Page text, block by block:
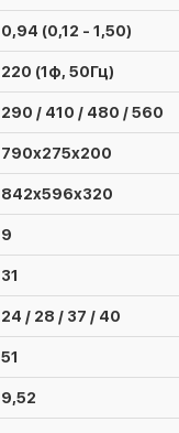
0,94 (0,12 - 1,50)
220 (1ф, 50Гц)
290 / 410 / 480 / 560
790х275х200
842x596х320
9
31
24 / 28 / 37 / 40
51
9,52